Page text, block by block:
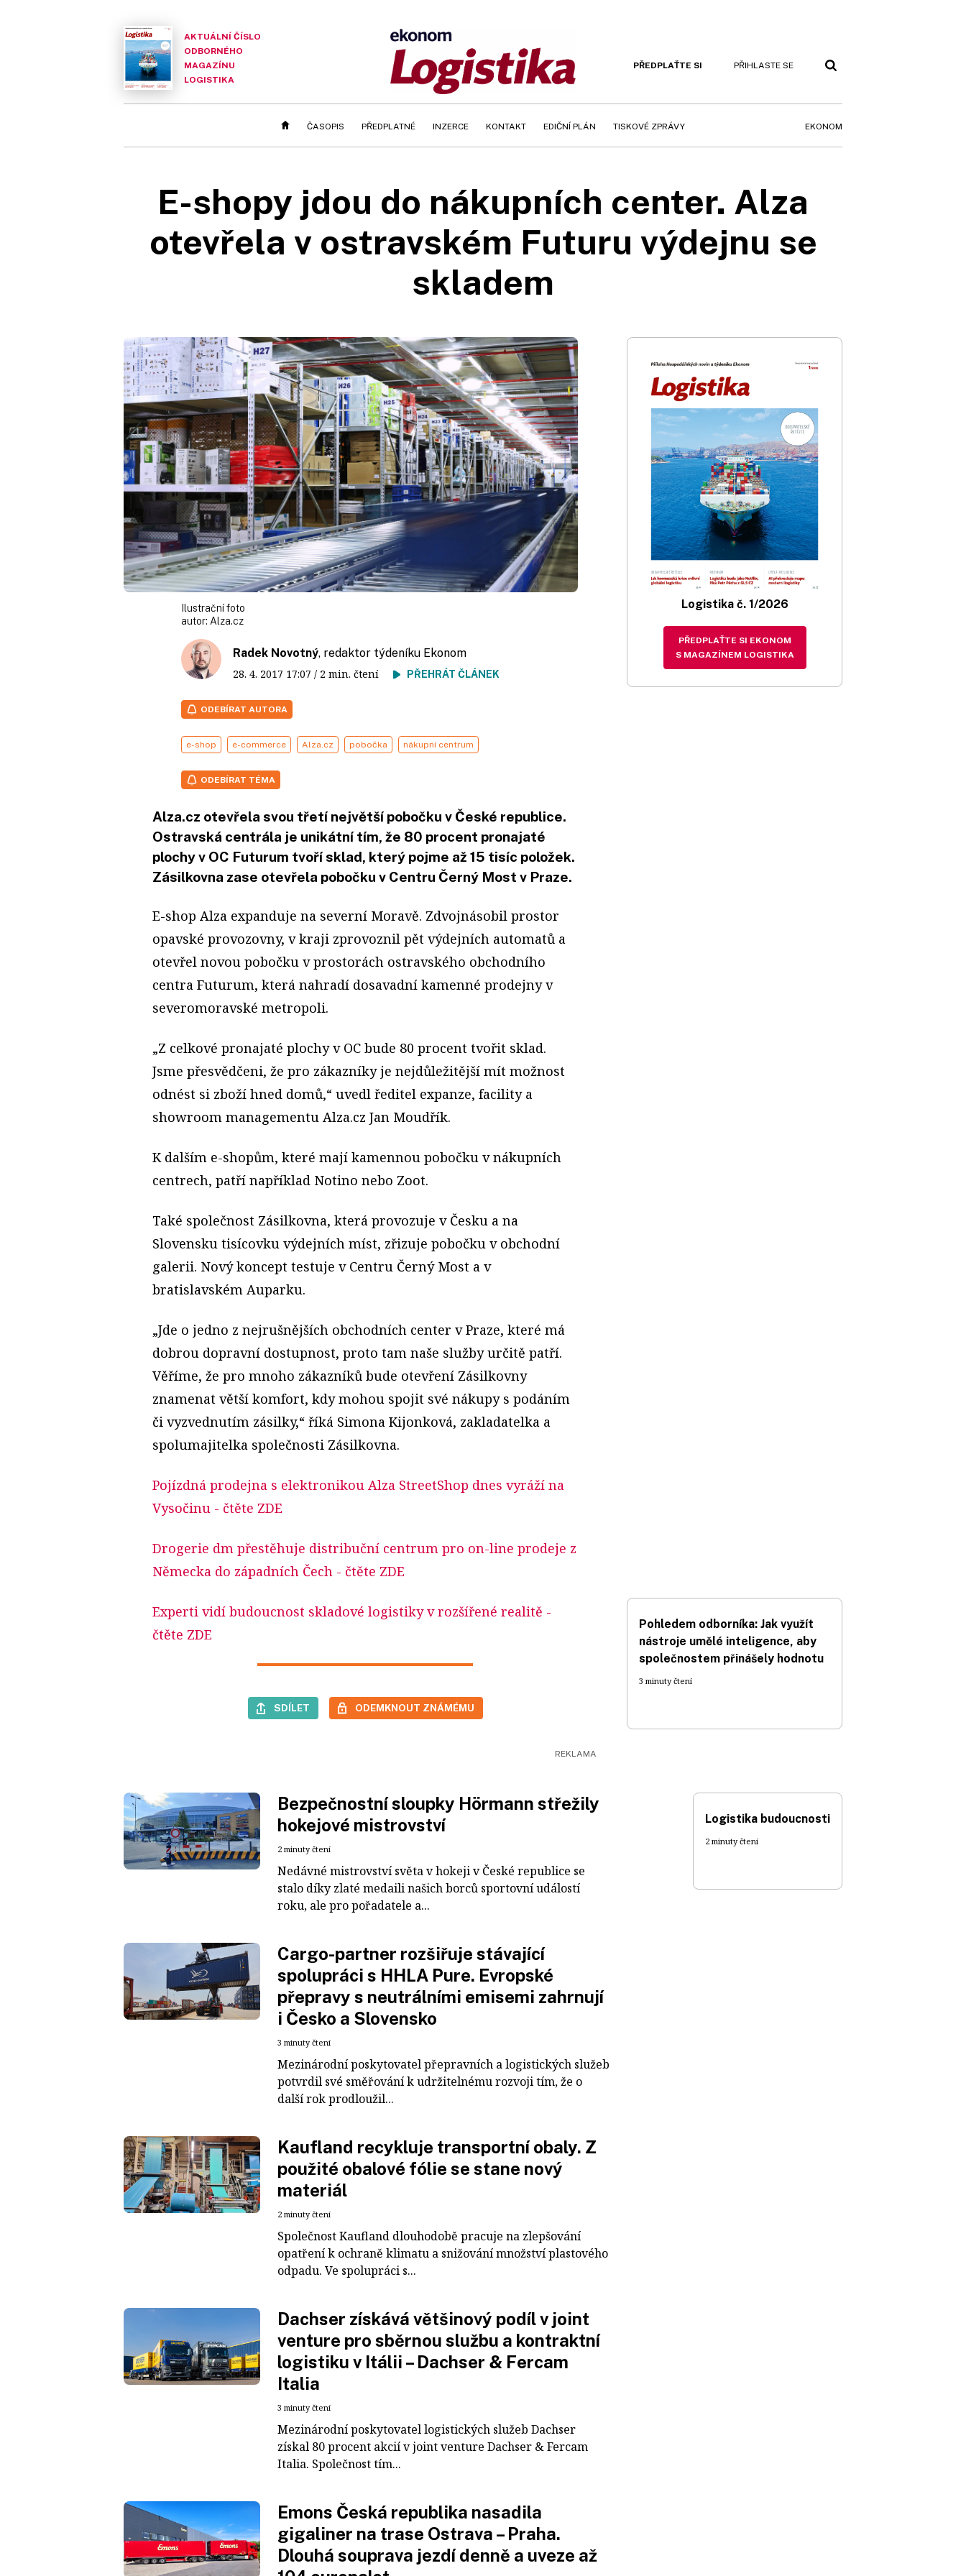
AKTUÁLNÍ ČÍSLO
ODBORNÉHO
MAGAZÍNU
LOGISTIKA
PŘEDPLAŤTE SI PŘIHLASTE SE
ČASOPIS PŘEDPLATNÉ INZERCE KONTAKT EDIČNÍ PLÁN TISKOVÉ ZPRÁVY EKONOM
E-shopy jdou do nákupních center. Alza
otevřela v ostravském Futuru výdejnu se
skladem
Ilustrační foto
autor: Alza.cz
Radek Novotný, redaktor týdeníku Ekonom
28. 4. 2017 17:07 / 2 min. čtení PŘEHRÁT ČLÁNEK
ODEBÍRAT AUTORA
e-shop e-commerce Alza.cz pobočka nákupní centrum
ODEBÍRAT TÉMA
Alza.cz otevřela svou třetí největší pobočku v České republice.
Ostravská centrála je unikátní tím, že 80 procent pronajaté
plochy v OC Futurum tvoří sklad, který pojme až 15 tisíc položek.
Zásilkovna zase otevřela pobočku v Centru Černý Most v Praze.
E-shop Alza expanduje na severní Moravě. Zdvojnásobil prostor
opavské provozovny, v kraji zprovoznil pět výdejních automatů a
otevřel novou pobočku v prostorách ostravského obchodního
centra Futurum, která nahradí dosavadní kamenné prodejny v
severomoravské metropoli.
„Z celkové pronajaté plochy v OC bude 80 procent tvořit sklad.
Jsme přesvědčeni, že pro zákazníky je nejdůležitější mít možnost
odnést si zboží hned domů,“ uvedl ředitel expanze, facility a
showroom managementu Alza.cz Jan Moudřík.
K dalším e-shopům, které mají kamennou pobočku v nákupních
centrech, patří například Notino nebo Zoot.
Také společnost Zásilkovna, která provozuje v Česku a na
Slovensku tisícovku výdejních míst, zřizuje pobočku v obchodní
galerii. Nový koncept testuje v Centru Černý Most a v
bratislavském Auparku.
„Jde o jedno z nejrušnějších obchodních center v Praze, které má
dobrou dopravní dostupnost, proto tam naše služby určitě patří.
Věříme, že pro mnoho zákazníků bude otevření Zásilkovny
znamenat větší komfort, kdy mohou spojit své nákupy s podáním
či vyzvednutím zásilky,“ říká Simona Kijonková, zakladatelka a
spolumajitelka společnosti Zásilkovna.
Pojízdná prodejna s elektronikou Alza StreetShop dnes vyráží na
Vysočinu - čtěte ZDE
Drogerie dm přestěhuje distribuční centrum pro on-line prodeje z
Německa do západních Čech - čtěte ZDE
Experti vidí budoucnost skladové logistiky v rozšířené realitě -
čtěte ZDE
SDÍLET ODEMKNOUT ZNÁMÉMU
Logistika č. 1/2026
PŘEDPLAŤTE SI EKONOM
S MAGAZÍNEM LOGISTIKA
Pohledem odborníka: Jak využít
nástroje umělé inteligence, aby
společnostem přinášely hodnotu
3 minuty čtení
Bezpečnostní sloupky Hörmann střežily
hokejové mistrovství
2 minuty čtení
Nedávné mistrovství světa v hokeji v České republice se
stalo díky zlaté medaili našich borců sportovní událostí
roku, ale pro pořadatele a...
Cargo-partner rozšiřuje stávající
spolupráci s HHLA Pure. Evropské
přepravy s neutrálními emisemi zahrnují
i Česko a Slovensko
3 minuty čtení
Mezinárodní poskytovatel přepravních a logistických služeb
potvrdil své směřování k udržitelnému rozvoji tím, že o
další rok prodloužil...
Kaufland recykluje transportní obaly. Z
použité obalové fólie se stane nový
materiál
2 minuty čtení
Společnost Kaufland dlouhodobě pracuje na zlepšování
opatření k ochraně klimatu a snižování množství plastového
odpadu. Ve spolupráci s...
Dachser získává většinový podíl v joint
venture pro sběrnou službu a kontraktní
logistiku v Itálii – Dachser & Fercam
Italia
3 minuty čtení
Mezinárodní poskytovatel logistických služeb Dachser
získal 80 procent akcií v joint venture Dachser & Fercam
Italia. Společnost tím...
Emons Česká republika nasadila
gigaliner na trase Ostrava – Praha.
Dlouhá souprava jezdí denně a uveze až
Logistika budoucnosti
2 minuty čtení